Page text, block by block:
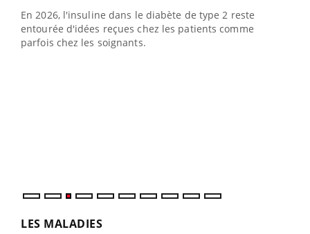
En 2026, l'insuline dans le diabète de type 2 reste
entourée d'idées reçues chez les patients comme
parfois chez les soignants.
LES MALADIES